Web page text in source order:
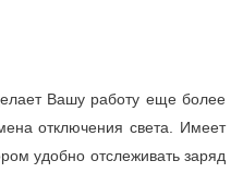
Вашу работу еще более
отключения света. Имеет
удобно отслеживать заряд